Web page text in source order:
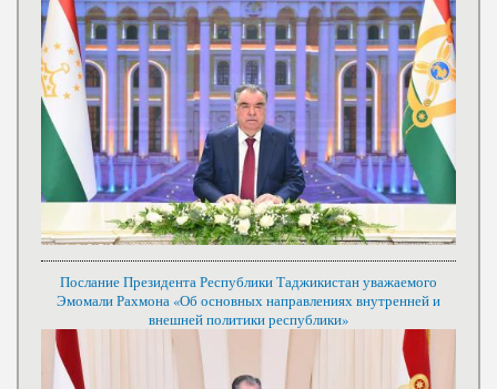
Послание Президента Республики Таджикистан уважаемого
Эмомали Рахмона «Об основных направлениях внутренней и
внешней политики республики»